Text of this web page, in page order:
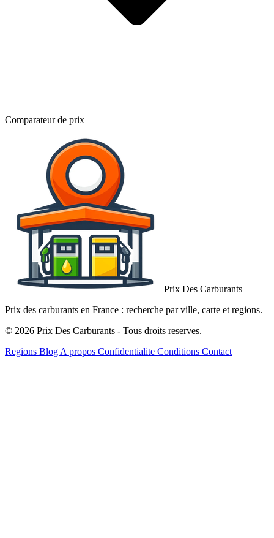
Comparateur de prix
Prix Des Carburants
Prix des carburants en France : recherche par ville, carte et regions.
© 2026 Prix Des Carburants - Tous droits reserves.
Regions Blog A propos Confidentialite Conditions Contact